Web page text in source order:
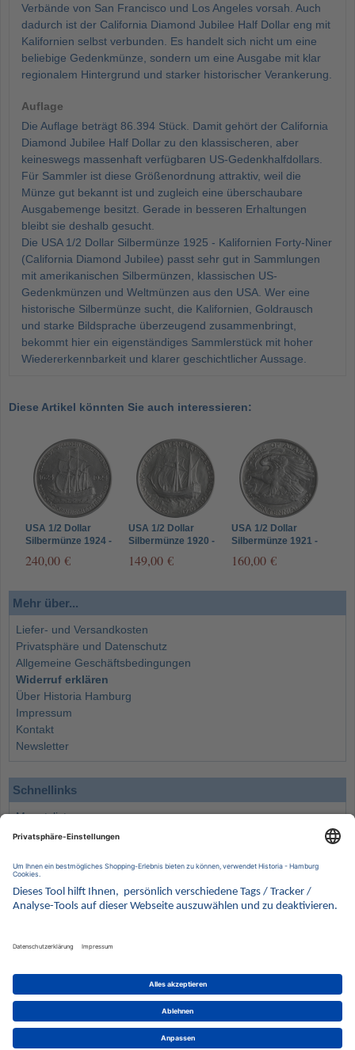
Verbände von San Francisco und Los Angeles vorsah. Auch
dadurch ist der California Diamond Jubilee Half Dollar eng mit
Kalifornien selbst verbunden. Es handelt sich nicht um eine
beliebige Gedenkmünze, sondern um eine Ausgabe mit klar
regionalem Hintergrund und starker historischer Verankerung.
Auflage
Die Auflage beträgt 86.394 Stück. Damit gehört der California
Diamond Jubilee Half Dollar zu den klassischeren, aber
keineswegs massenhaft verfügbaren US-Gedenkhalfdollars.
Für Sammler ist diese Größenordnung attraktiv, weil die
Münze gut bekannt ist und zugleich eine überschaubare
Ausgabemenge besitzt. Gerade in besseren Erhaltungen
bleibt sie deshalb gesucht.
Die USA 1/2 Dollar Silbermünze 1925 - Kalifornien Forty-Niner
(California Diamond Jubilee) passt sehr gut in Sammlungen
mit amerikanischen Silbermünzen, klassischen US-
Gedenkmünzen und Weltmünzen aus den USA. Wer eine
historische Silbermünze sucht, die Kalifornien, Goldrausch
und starke Bildsprache überzeugend zusammenbringt,
bekommt hier ein eigenständiges Sammlerstück mit hoher
Wiedererkennbarkeit und klarer geschichtlicher Aussage.
Diese Artikel könnten Sie auch interessieren:
USA 1/2 Dollar
Silbermünze 1924 -
Walloon
240,00 €
USA 1/2 Dollar
Silbermünze 1920 -
(Pilgrim
Dollar)
149,00 €
USA 1/2 Dollar
Silbermünze 1921 -
Centennial Half
160,00 €
Mehr über...
Liefer- und Versandkosten
Privatsphäre und Datenschutz
Allgemeine Geschäftsbedingungen
Widerruf erklären
Über Historia Hamburg
Impressum
Kontakt
Newsletter
Schnellinks
Monatsliste
Angebote
Wissenswertes
Kontakt
Wir behalten uns vor, für ausgewählte Münzen die Differenzbesteuerung gemäß § 25a UStG
anzuwenden.
Alle Angebote freibleibend solange der Vorrat reicht. Irrtum vorbehalten. Bilder sind
Beispielbilder
Münzen von HISTORIA Münzhandelsgesellschaft mbH